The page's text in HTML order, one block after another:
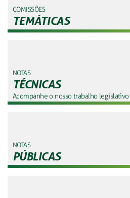
COMISSÕES
TEMÁTICAS
NOTAS
TÉCNICAS
Acompanhe o nosso trabalho legislativo
NOTAS
PÚBLICAS